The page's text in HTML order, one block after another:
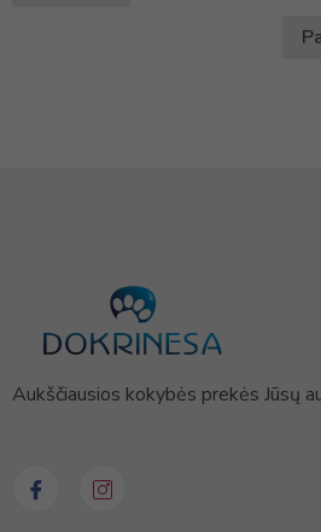
Aukščiausios kokybės prekės Jūsų